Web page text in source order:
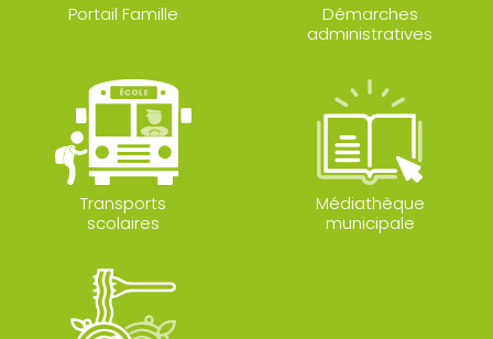
Portail Famille
Démarches
administratives
Transports
scolaires
Médiathèque
municipale